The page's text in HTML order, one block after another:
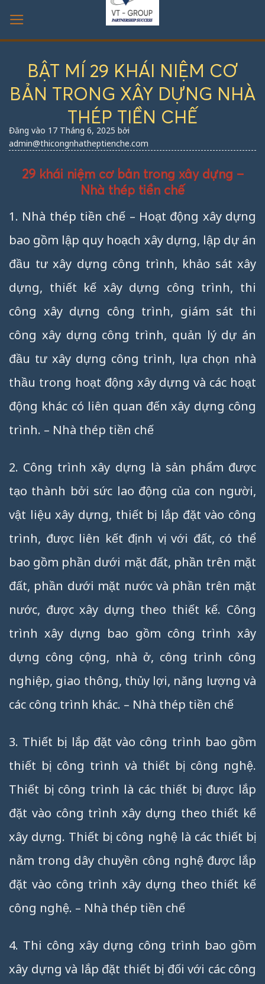
qua
nội
BẬT MÍ 29 KHÁI NIỆM CƠ
BẢN TRONG XÂY DỰNG NHÀ
THÉP TIỀN CHẾ
Đăng vào 17 Tháng 6, 2025 bởi
admin@thicongnhatheptienche.com
29 khái niệm cơ bản trong xây dựng –
Nhà thép tiền chế
1. Nhà thép tiền chế – Hoạt động xây dựng
bao gồm lập quy hoạch xây dựng, lập dự án
đầu tư xây dựng công trình, khảo sát xây
dựng, thiết kế xây dựng công trình, thi
công xây dựng công trình, giám sát thi
công xây dựng công trình, quản lý dự án
đầu tư xây dựng công trình, lựa chọn nhà
thầu trong hoạt động xây dựng và các hoạt
động khác có liên quan đến xây dựng công
trình. – Nhà thép tiền chế
2. Công trình xây dựng là sản phẩm được
tạo thành bởi sức lao động của con người,
vật liệu xây dựng, thiết bị lắp đặt vào công
trình, được liên kết định vị với đất, có thể
bao gồm phần dưới mặt đất, phần trên mặt
đất, phần dưới mặt nước và phần trên mặt
nước, được xây dựng theo thiết kế. Công
trình xây dựng bao gồm công trình xây
dựng công cộng, nhà ở, công trình công
nghiệp, giao thông, thủy lợi, năng lượng và
các công trình khác. – Nhà thép tiền chế
3. Thiết bị lắp đặt vào công trình bao gồm
thiết bị công trình và thiết bị công nghệ.
Thiết bị công trình là các thiết bị được lắp
đặt vào công trình xây dựng theo thiết kế
xây dựng. Thiết bị công nghệ là các thiết bị
nằm trong dây chuyền công nghệ được lắp
đặt vào công trình xây dựng theo thiết kế
công nghệ. – Nhà thép tiền chế
4. Thi công xây dựng công trình bao gồm
xây dựng và lắp đặt thiết bị đối với các công